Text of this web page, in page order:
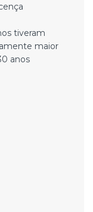
tiveram
maior
anos